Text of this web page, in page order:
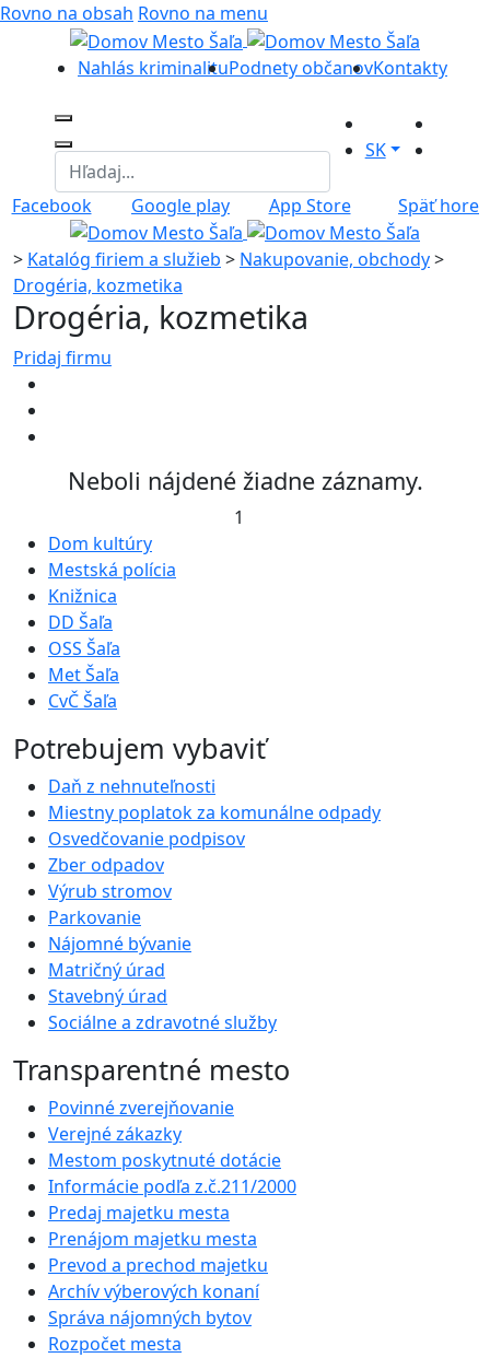
Rovno na obsah Rovno na menu
Nahlás kriminalituPodnety občanovKontakty
SK
Facebook Google play App Store Späť hore
> Katalóg firiem a služieb > Nakupovanie, obchody>
Drogéria, kozmetika
Drogéria, kozmetika
Pridaj firmu
Neboli nájdené žiadne záznamy.
1
Dom kultúry
Mestská polícia
Knižnica
DD Šaľa
OSS Šaľa
Met Šaľa
CvČ Šaľa
Potrebujem vybaviť
Daň z nehnuteľnosti
Miestny poplatok za komunálne odpady
Osvedčovanie podpisov
Zber odpadov
Výrub stromov
Parkovanie
Nájomné bývanie
Matričný úrad
Stavebný úrad
Sociálne a zdravotné služby
Transparentné mesto
Povinné zverejňovanie
Verejné zákazky
Mestom poskytnuté dotácie
Informácie podľa z.č.211/2000
Predaj majetku mesta
Prenájom majetku mesta
Prevod a prechod majetku
Archív výberových konaní
Správa nájomných bytov
Rozpočet mesta